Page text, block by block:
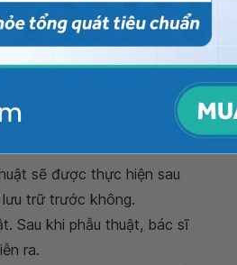
biết liệu có tiếp tục
ngừng dùng thuốc. Đặc
tháo đường. Một số chú ý
mình có được chi trả bảo
sẽ được thực hiện sau
trữ trước không.
Sau khi phẫu thuật, bác sĩ
ra.